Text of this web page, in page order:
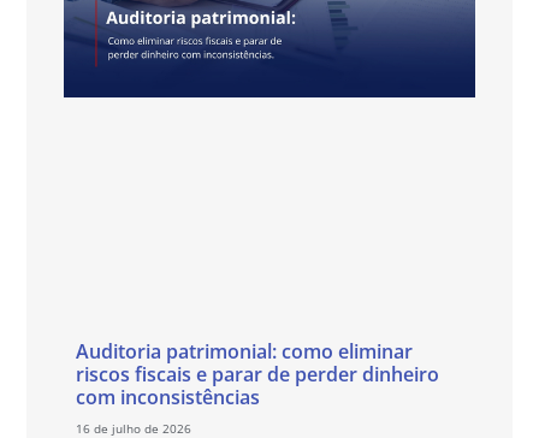
Auditoria patrimonial: como eliminar
riscos fiscais e parar de perder dinheiro
com inconsistências
16 de julho de 2026